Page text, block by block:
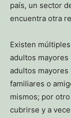
país, un sector
encuentra otra
Existen
adultos
adultos mayores
familiares o
mismos; por
cubrirse y a